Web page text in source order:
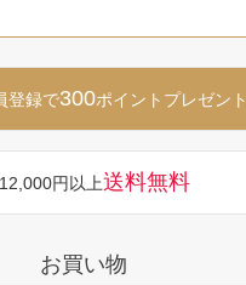
登録で300ポイントプレゼント
12,000円以上送料無料
お買い物